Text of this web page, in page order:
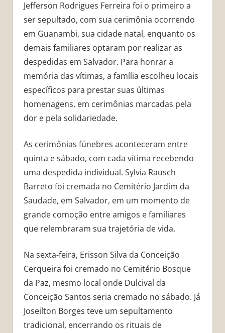
Jefferson Rodrigues Ferreira foi o primeiro a
ser sepultado, com sua cerimônia ocorrendo
em Guanambi, sua cidade natal, enquanto os
demais familiares optaram por realizar as
despedidas em Salvador. Para honrar a
memória das vítimas, a família escolheu locais
específicos para prestar suas últimas
homenagens, em cerimônias marcadas pela
dor e pela solidariedade.
As cerimônias fúnebres aconteceram entre
quinta e sábado, com cada vítima recebendo
uma despedida individual. Sylvia Rausch
Barreto foi cremada no Cemitério Jardim da
Saudade, em Salvador, em um momento de
grande comoção entre amigos e familiares
que relembraram sua trajetória de vida.
Na sexta-feira, Erisson Silva da Conceição
Cerqueira foi cremado no Cemitério Bosque
da Paz, mesmo local onde Dulcival da
Conceição Santos seria cremado no sábado. Já
Joseilton Borges teve um sepultamento
tradicional, encerrando os rituais de